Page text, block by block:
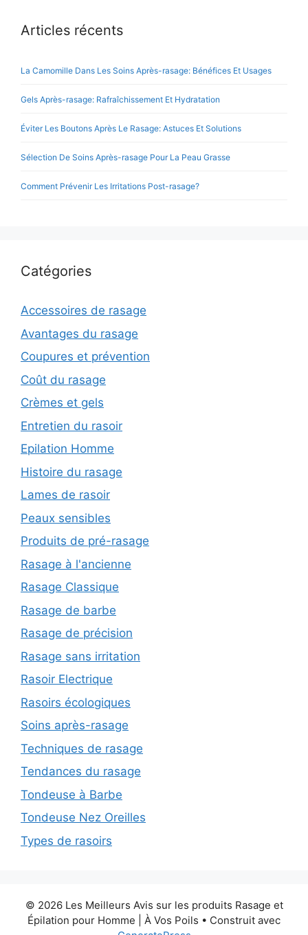
Articles récents
La Camomille Dans Les Soins Après-rasage: Bénéfices Et Usages
Gels Après-rasage: Rafraîchissement Et Hydratation
Éviter Les Boutons Après Le Rasage: Astuces Et Solutions
Sélection De Soins Après-rasage Pour La Peau Grasse
Comment Prévenir Les Irritations Post-rasage?
Catégories
Accessoires de rasage
Avantages du rasage
Coupures et prévention
Coût du rasage
Crèmes et gels
Entretien du rasoir
Epilation Homme
Histoire du rasage
Lames de rasoir
Peaux sensibles
Produits de pré-rasage
Rasage à l'ancienne
Rasage Classique
Rasage de barbe
Rasage de précision
Rasage sans irritation
Rasoir Electrique
Rasoirs écologiques
Soins après-rasage
Techniques de rasage
Tendances du rasage
Tondeuse à Barbe
Tondeuse Nez Oreilles
Types de rasoirs
© 2026 Les Meilleurs Avis sur les produits Rasage et
Épilation pour Homme | À Vos Poils • Construit avec